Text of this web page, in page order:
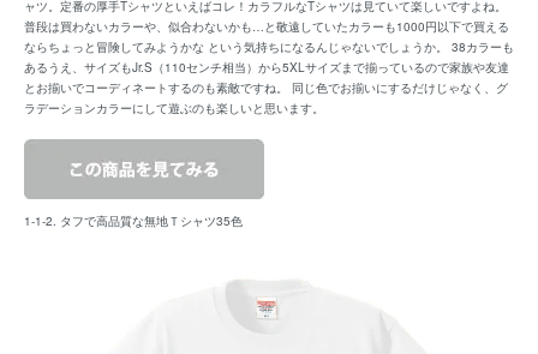
ャツ。定番の厚手Tシャツといえばコレ！カラフルなTシャツは見ていて楽しいですよね。
普段は買わないカラーや、似合わないかも…と敬遠していたカラーも1000円以下で買える
ならちょっと冒険してみようかな という気持ちになるんじゃないでしょうか。 38カラーも
あるうえ、サイズもJr.S（110センチ相当）から5XLサイズまで揃っているので家族や友達
とお揃いでコーディネートするのも素敵ですね。 同じ色でお揃いにするだけじゃなく、グ
ラデーションカラーにして遊ぶのも楽しいと思います。
1-1-2. タフで高品質な無地Ｔシャツ35色